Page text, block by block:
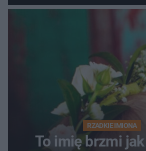
RZADKIE IMIONA
To imię brzmi